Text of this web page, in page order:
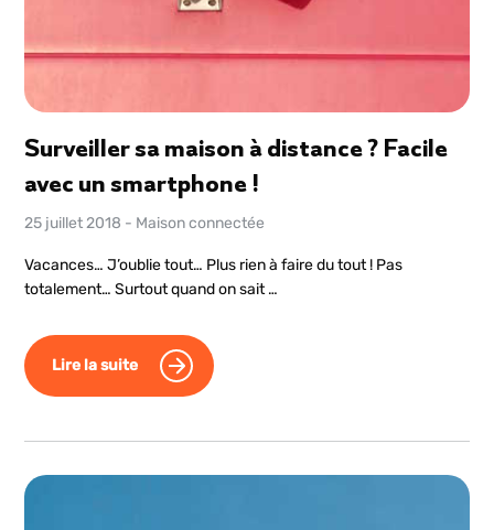
Surveiller sa maison à distance ? Facile
avec un smartphone !
25 juillet 2018 - Maison connectée
Vacances… J’oublie tout… Plus rien à faire du tout ! Pas
totalement… Surtout quand on sait …
Lire la suite